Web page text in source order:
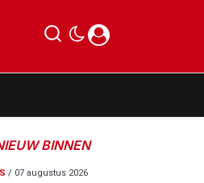
BINNEN
/ 07 augustus 2026